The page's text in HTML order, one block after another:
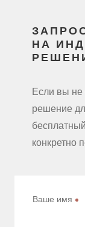
НА
Если вы не
решение
конкретно
Ваше имя